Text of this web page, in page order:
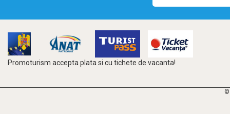
Promoturism accepta plata si cu tichete de vacanta!
©